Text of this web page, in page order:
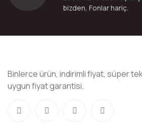
bizden, Fonlar hariç.
Binlerce ürün, indirimli fiyat, süper
uygun fiyat garantisi.